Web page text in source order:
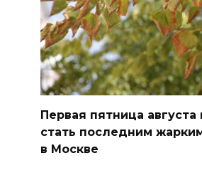
Первая пятница
стать последним
в Москве